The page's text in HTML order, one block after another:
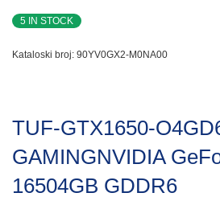
5 IN STOCK
Kataloski broj: 90YV0GX2-M0NA00
TUF-GTX1650-
GAMINGNVIDIA
16504GB GDDR6